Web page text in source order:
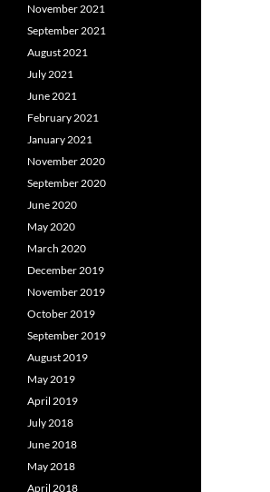
November 2021
September 2021
August 2021
July 2021
June 2021
February 2021
January 2021
November 2020
September 2020
June 2020
May 2020
March 2020
December 2019
November 2019
October 2019
September 2019
August 2019
May 2019
April 2019
July 2018
June 2018
May 2018
April 2018